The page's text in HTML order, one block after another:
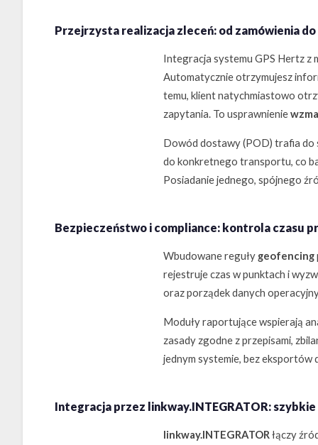
Przejrzysta realizacja zleceń: od zamówienia
Integracja systemu GPS Hertz z
Automatycznie otrzymujesz
temu, klient natychmiastowo
zapytania. To usprawnienie
Dowód dostawy (POD) trafia do
do konkretnego transportu, co
Posiadanie jednego, spójnego
Bezpieczeństwo i compliance: kontrola czasu
Wbudowane reguły geofencing
rejestruje czas w punktach i
oraz porządek danych
Moduły raportujące wspierają
zasady zgodne z przepisami,
jednym systemie, bez eksportów
Integracja przez linkway.INTEGRATOR:
linkway.INTEGRATOR łączy